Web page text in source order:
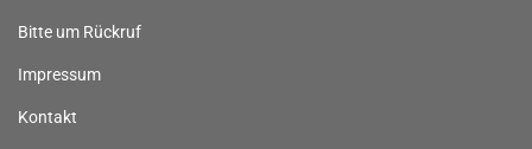
Bitte um Rückruf
Impressum
Kontakt